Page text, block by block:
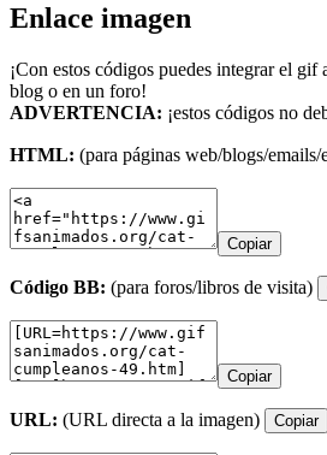
Enlace imagen
¡Con estos códigos puedes integrar el
blog o en un foro!
ADVERTENCIA: ¡estos códigos no
HTML: (para páginas web/blogs/emails/
Copiar
Código BB: (para foros/libros de visita)
Copiar
URL: (URL directa a la imagen) Copiar